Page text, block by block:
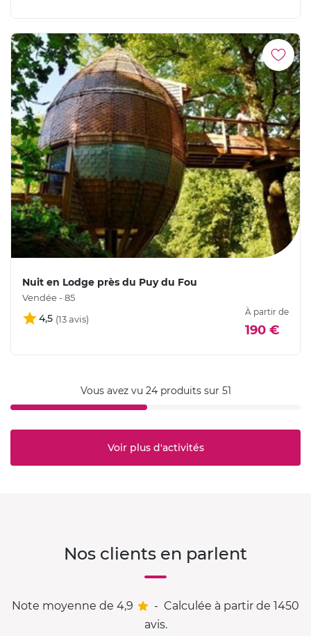
Nuit en Lodge près du Puy du Fou
Vendée - 85
4,5
À partir de
190 €
Vous avez vu 24 produits sur 51
Voir plus d'activités
Nos clients en parlent
Note moyenne de 4,9 - Calculée à partir de 1450
avis.